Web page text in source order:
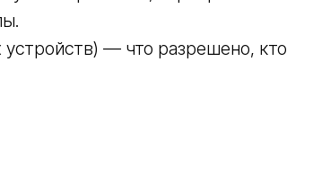
устройств) — что разрешено, кто